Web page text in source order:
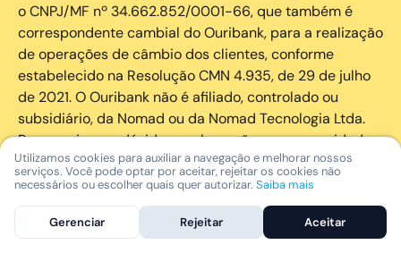
o CNPJ/MF nº 34.662.852/0001-66, que também é
correspondente cambial do Ouribank, para a realização
de operações de câmbio dos clientes, conforme
estabelecido na Resolução CMN 4.935, de 29 de julho
de 2021. O Ouribank não é afiliado, controlado ou
subsidiário, da Nomad ou da Nomad Tecnologia Ltda.
Para quaisquer dúvidas, reclamações ou necessidade
de suporte, o cliente deve contatar os canais de
atendimento da Nomad (+55 11 4200.0204,
support@nomadglobal.com). Os canais de
atendimento Ouribank, para reclamações relacionadas
Utilizamos cookies para auxiliar a navegação e melhorar nossos
serviços. Você pode optar por aceitar, rejeitar os cookies não
necessários ou escolher quais quer autorizar. Saiba mais
Gerenciar Rejeitar Aceitar